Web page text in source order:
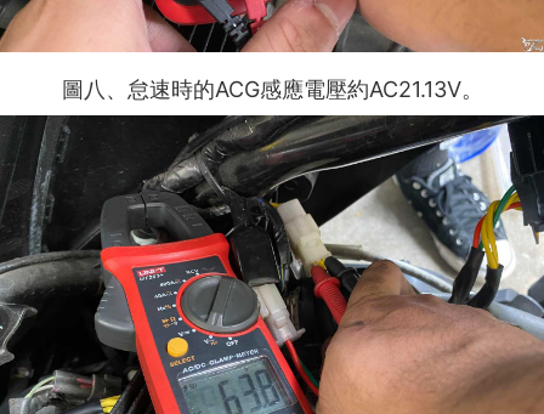
圖八 、 怠速時的ACG感應電壓約AC21.13V。